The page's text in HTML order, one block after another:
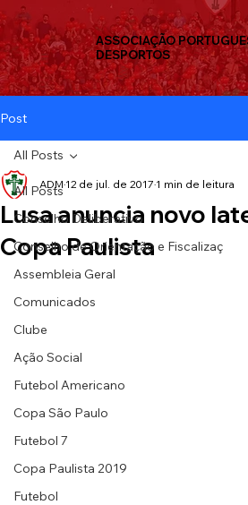
ASSOCIAÇÃO
DESPORTOS
Post
All Posts
Conselho Deliberativo
Conselho de Orientação e Fiscalizaç
Assembleia Geral
Comunicados
Clube
Ação Social
Futebol Americano
Copa São Paulo
Futebol 7
Copa Paulista 2019
Futebol
All Posts
Lusa anuncia novo
Copa Paulista
ADM 12 de jul. de 2017 1 min de leitura